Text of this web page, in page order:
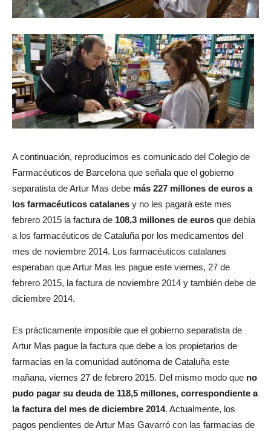
A continuación, reproducimos es comunicado del Colegio de
Farmacéuticos de Barcelona que señala que el gobierno
separatista de Artur Mas debe más 227 millones de euros a
los farmacéuticos catalanes y no les pagará este mes
febrero 2015 la factura de 108,3 millones de euros que debía
a los farmacéuticos de Cataluña por los medicamentos del
mes de noviembre 2014. Los farmacéuticos catalanes
esperaban que Artur Mas les pague este viernes, 27 de
febrero 2015, la factura de noviembre 2014 y también debe de
diciembre 2014.
Es prácticamente imposible que el gobierno separatista de
Artur Mas pague la factura que debe a los propietarios de
farmacias en la comunidad autónoma de Cataluña este
mañana, viernes 27 de febrero 2015. Del mismo modo que no
pudo pagar su deuda de 118,5 millones, correspondiente a
la factura del mes de diciembre 2014. Actualmente, los
pagos pendientes de Artur Mas Gavarró con las farmacias de